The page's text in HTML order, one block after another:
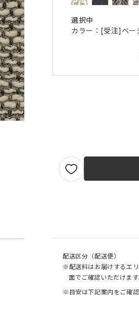
選択中
カラー：[受注]ベー
片開き
76cm以上
101cm以上
141cm以上
幅400cmまで、片開き2倍ヒ
となります。
を超える場合は、100cm毎
ます。
ンは対象外となります。
いや生地感を活かすため、形態
ていません。
(税込)
(税込)
」マークが付いている商品が
ションと併用することはできま
られる最大幅・最大丈は片開き
りとなります。
倍ヒダ・2 倍ヒダで400cm を超
毎に+¥1,760、ストレートカー
配送区分（配送便）
※配送料はお届けするエ
面でご確認いただけます
※目安は下記案内をご確認